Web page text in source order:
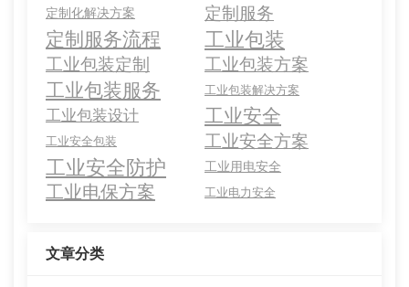
定制化解决方案 定制服务
定制服务流程 工业包装
工业包装定制 工业包装方案
工业包装服务 工业包装解决方案
工业包装设计 工业安全
工业安全包装 工业安全方案
工业安全防护 工业用电安全
工业电保方案 工业电力安全
文章分类